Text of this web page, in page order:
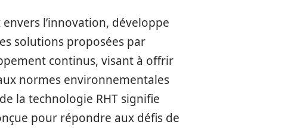
l’innovation, développe
solutions proposées par
continus, visant à offrir
normes environnementales
la technologie RHT signifie
pour répondre aux défis de